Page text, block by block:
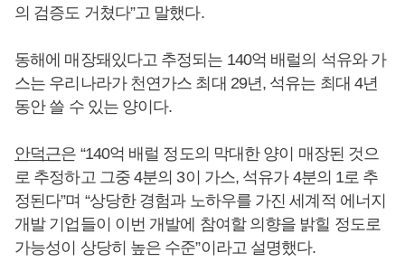
의 검증도 거쳤다”고 말했다.
동해에 매장돼있다고 추정되는 140억 배럴의 석유와 가
스는 우리나라가 천연가스 최대 29년, 석유는 최대 4년
동안 쓸 수 있는 양이다.
안덕근은 “140억 배럴 정도의 막대한 양이 매장된 것으
로 추정하고 그중 4분의 3이 가스, 석유가 4분의 1로 추
정된다”며 “상당한 경험과 노하우를 가진 세계적 에너지
개발 기업들이 이번 개발에 참여할 의향을 밝힐 정도로
가능성이 상당히 높은 수준”이라고 설명했다.